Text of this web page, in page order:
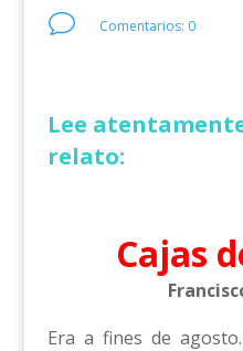
v Comentarios: 0
Lee
relato:
Cajas
Era a fines de